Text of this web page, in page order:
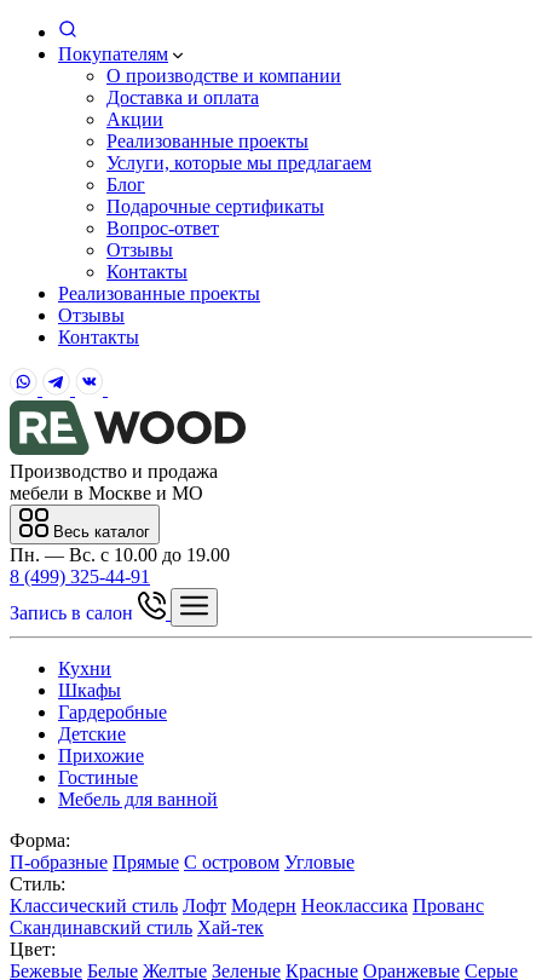
Покупателям
О производстве и компании
Доставка и оплата
Акции
Реализованные проекты
Услуги, которые мы предлагаем
Блог
Подарочные сертификаты
Вопрос-ответ
Отзывы
Контакты
Реализованные проекты
Отзывы
Контакты
Производство и продажа
мебели в Москве и МО
Весь каталог
Пн. — Вс. с 10.00 до 19.00
8 (499) 325-44-91
Запись в салон
Кухни
Шкафы
Гардеробные
Детские
Прихожие
Гостиные
Мебель для ванной
Форма:
П-образные Прямые С островом Угловые
Стиль:
Классический стиль Лофт Модерн Неоклассика Прованс
Скандинавский стиль Хай-тек
Цвет:
Бежевые Белые Желтые Зеленые Красные Оранжевые Серые